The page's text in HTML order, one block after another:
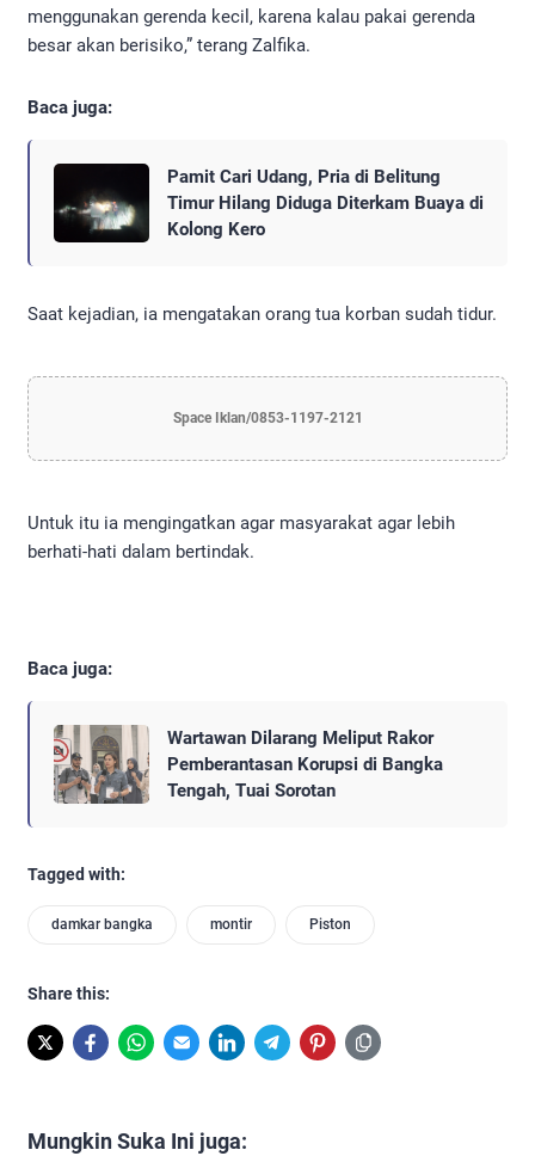
menggunakan gerenda kecil, karena kalau pakai gerenda
besar akan berisiko,” terang Zalfika.
Baca juga:
Pamit Cari Udang, Pria di Belitung
Timur Hilang Diduga Diterkam Buaya di
Kolong Kero
Saat kejadian, ia mengatakan orang tua korban sudah tidur.
Space Iklan/0853-1197-2121
Untuk itu ia mengingatkan agar masyarakat agar lebih
berhati-hati dalam bertindak.
Baca juga:
Wartawan Dilarang Meliput Rakor
Pemberantasan Korupsi di Bangka
Tengah, Tuai Sorotan
Tagged with:
damkar bangka montir Piston
Share this:
Mungkin Suka Ini juga: